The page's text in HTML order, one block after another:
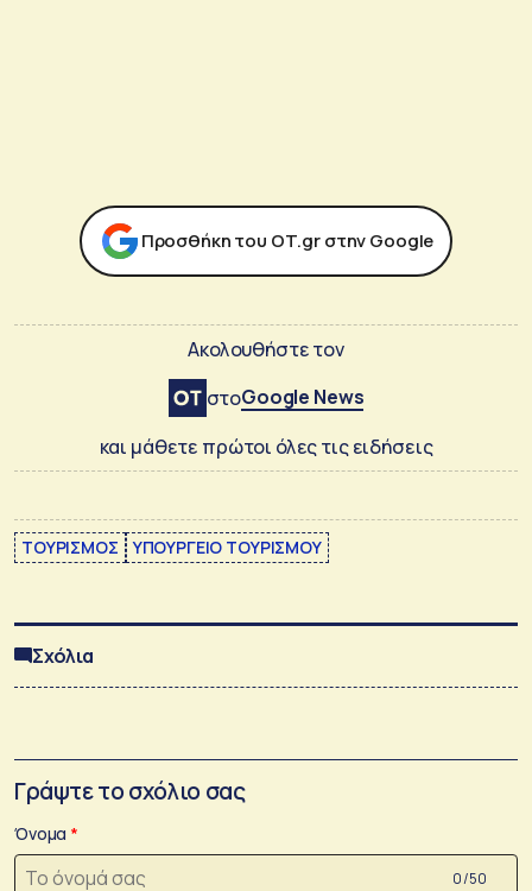
Προσθήκη του ΟΤ.gr στην Google
Ακολουθήστε τον
στοGoogle News
και μάθετε πρώτοι όλες τις ειδήσεις
ΤΟΥΡΙΣΜΟΣ ΥΠΟΥΡΓΕΙΟ ΤΟΥΡΙΣΜΟΥ
Σχόλια
Γράψτε το σχόλιο σας
Όνομα
0 /50